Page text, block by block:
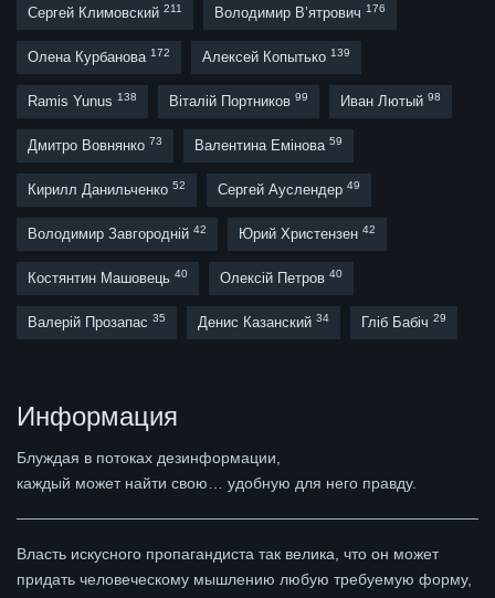
Сергей Климовский 211 Володимир В’ятрович 176
Олена Курбанова 172 Алексей Копытько 139
Ramis Yunus 138 Віталій Портников 99 Иван Лютый 98
Дмитро Вовнянко 73 Валентина Емінова 59
Кирилл Данильченко 52 Сергей Ауслендер 49
Володимир Завгородній 42 Юрий Христензен 42
Костянтин Машовець 40 Олексій Петров 40
Валерій Прозапас 35 Денис Казанский 34 Гліб Бабіч 29
Информация
Блуждая в потоках дезинформации,
каждый может найти свою… удобную для него правду.
Власть искусного пропагандиста так велика, что он может
придать человеческому мышлению любую требуемую форму,